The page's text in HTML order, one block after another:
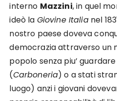
interno Mazzini, in quel
ideò la Giovine Italianel
nostro paese doveva
democrazia attraverso un
popolo senza piu’
(Carboneria) o a stati
luogo) anzi i giovani